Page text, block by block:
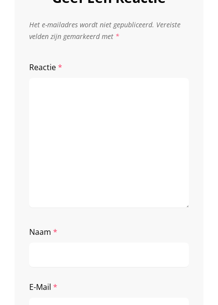
Het e-mailadres wordt niet gepubliceerd. Vereiste
velden zijn gemarkeerd met *
Reactie*
Naam *
E-Mail *